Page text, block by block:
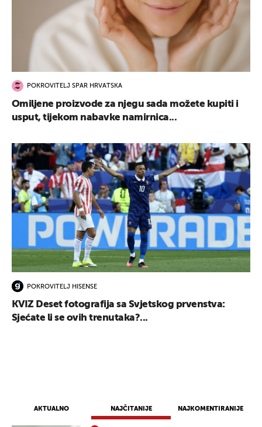
AKTUALNO NAJČITANIJE NAJKOMENTIRANIJE
POKROVITELJ SPAR HRVATSKA
Omiljene proizvode za njegu sada možete kupiti i
usput, tijekom nabavke namirnica...
POKROVITELJ HISENSE
KVIZ Deset fotografija sa Svjetskog prvenstva:
Sjećate li se ovih trenutaka?...